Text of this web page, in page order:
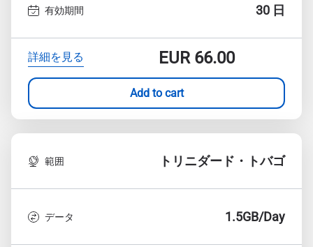
有効期間 30 日
詳細を見る EUR66.00
Add to cart
範囲 トリニダード・トバゴ
データ 1.5GB/Day